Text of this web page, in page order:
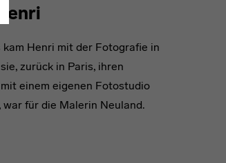
kam Henri mit der Fotografie in
zurück in Paris, ihren
einem eigenen Fotostudio
für die Malerin Neuland.